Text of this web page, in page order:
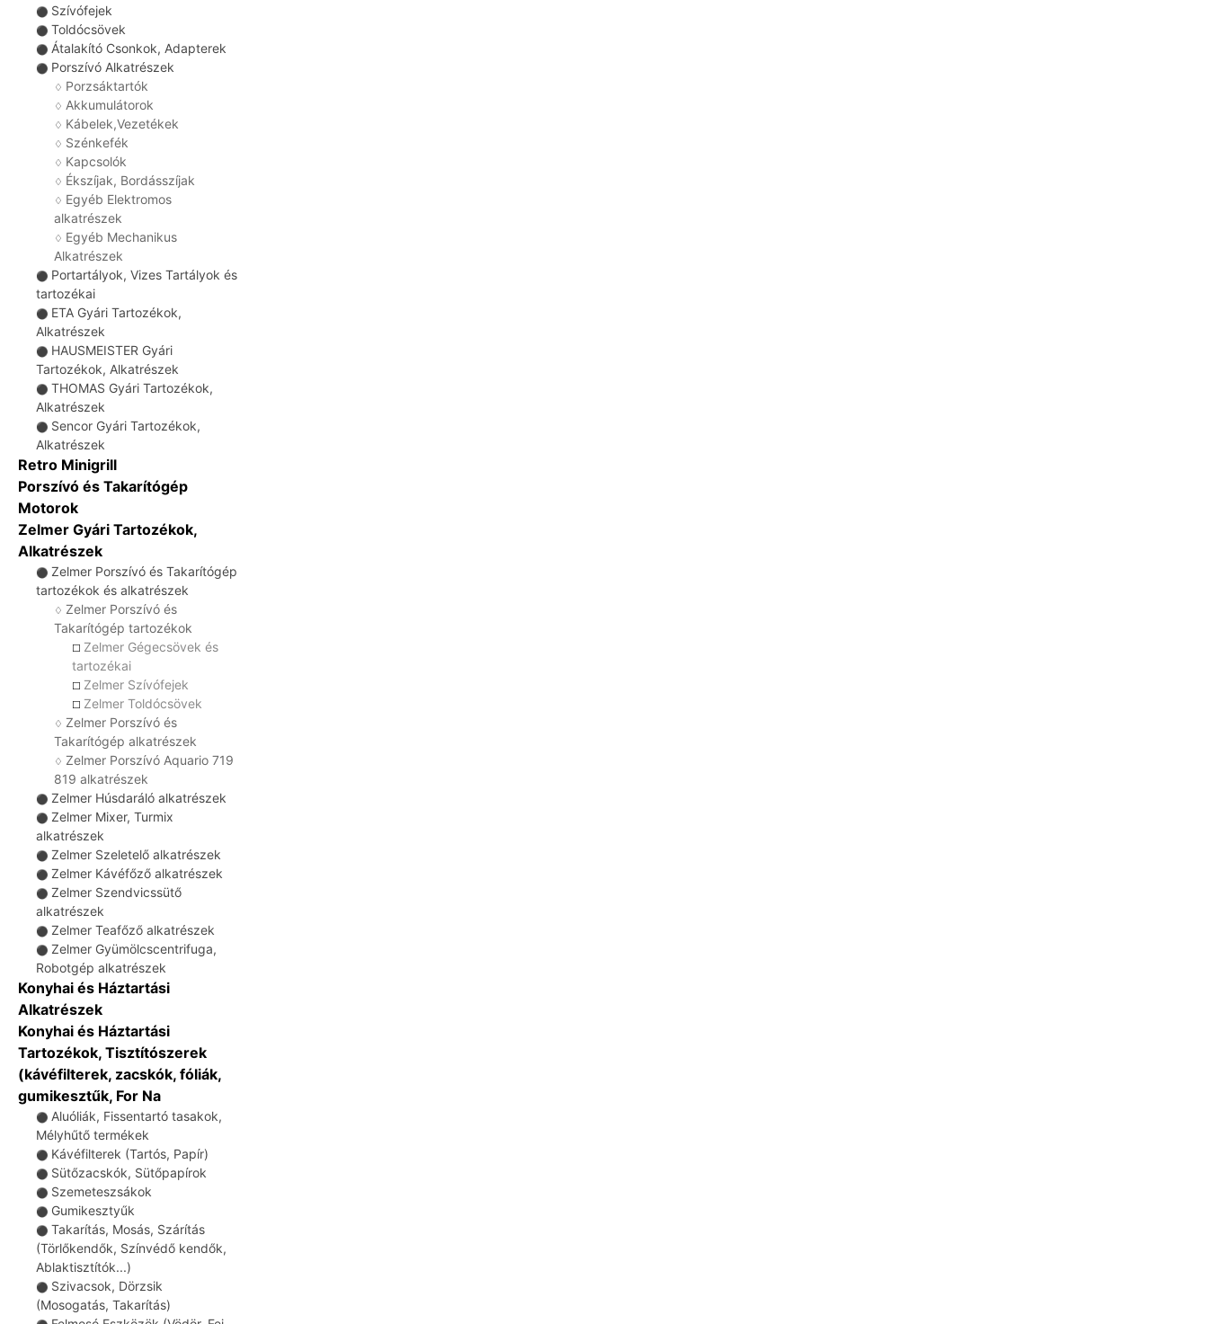
⚫ Szívófejek
⚫ Toldócsövek
⚫ Átalakító Csonkok, Adapterek
⚫ Porszívó Alkatrészek
♢ Porzsáktartók
♢ Akkumulátorok
♢ Kábelek,Vezetékek
♢ Szénkefék
♢ Kapcsolók
♢ Ékszíjak, Bordásszíjak
♢ Egyéb Elektromos
alkatrészek
♢ Egyéb Mechanikus
Alkatrészek
⚫ Portartályok, Vizes Tartályok és
tartozékai
⚫ ETA Gyári Tartozékok,
Alkatrészek
⚫ HAUSMEISTER Gyári
Tartozékok, Alkatrészek
⚫ THOMAS Gyári Tartozékok,
Alkatrészek
⚫ Sencor Gyári Tartozékok,
Alkatrészek
Retro Minigrill
Porszívó és Takarítógép
Motorok
Zelmer Gyári Tartozékok,
Alkatrészek
⚫ Zelmer Porszívó és Takarítógép
tartozékok és alkatrészek
♢ Zelmer Porszívó és
Takarítógép tartozékok
☐ Zelmer Gégecsövek és
tartozékai
☐ Zelmer Szívófejek
☐ Zelmer Toldócsövek
♢ Zelmer Porszívó és
Takarítógép alkatrészek
♢ Zelmer Porszívó Aquario 719
819 alkatrészek
⚫ Zelmer Húsdaráló alkatrészek
⚫ Zelmer Mixer, Turmix
alkatrészek
⚫ Zelmer Szeletelő alkatrészek
⚫ Zelmer Kávéfőző alkatrészek
⚫ Zelmer Szendvicssütő
alkatrészek
⚫ Zelmer Teafőző alkatrészek
⚫ Zelmer Gyümölcscentrifuga,
Robotgép alkatrészek
Konyhai és Háztartási
Alkatrészek
Konyhai és Háztartási
Tartozékok, Tisztítószerek
(kávéfilterek, zacskók, fóliák,
gumikesztűk, For Na
⚫ Aluóliák, Fissentartó tasakok,
Mélyhűtő termékek
⚫ Kávéfilterek (Tartós, Papír)
⚫ Sütőzacskók, Sütőpapírok
⚫ Szemeteszsákok
⚫ Gumikesztyűk
⚫ Takarítás, Mosás, Szárítás
(Törlőkendők, Színvédő kendők,
Ablaktisztítók...)
⚫ Szivacsok, Dörzsik
(Mosogatás, Takarítás)